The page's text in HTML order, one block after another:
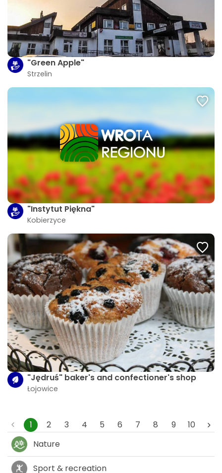
"Green Apple"
Strzelin
"Instytut Piękna"
Kobierzyce
"Jędruś" baker's and confectioner's shop
Łojowice
1 2 3 4 5 6 7 8 9
10
Nature
Sport & recreation